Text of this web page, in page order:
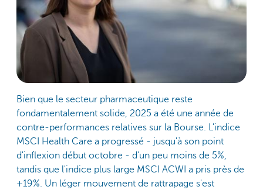
Bien que le secteur pharmaceutique reste
fondamentalement solide, 2025 a été une année de
contre-performances relatives sur la Bourse. L'indice
MSCI Health Care a progressé - jusqu'à son point
d'inflexion début octobre - d'un peu moins de 5%,
tandis que l'indice plus large MSCI ACWI a pris près de
+19%. Un léger mouvement de rattrapage s'est